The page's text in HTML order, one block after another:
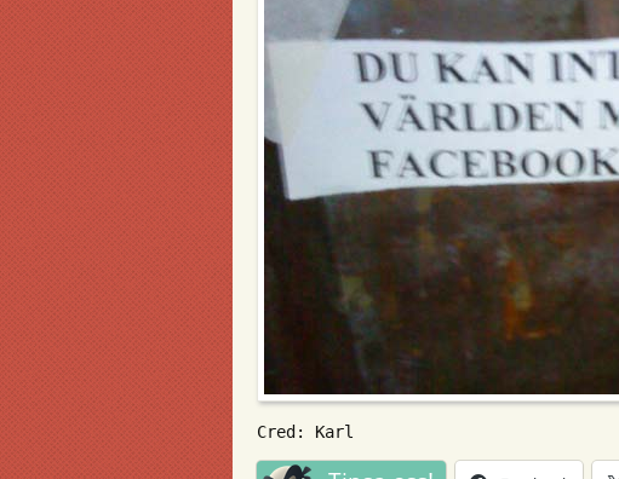
Cred: Karl